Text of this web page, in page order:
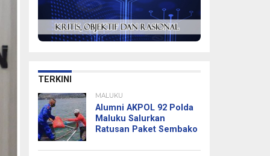
TERKINI
MALUKU
Alumni AKPOL 92 Polda
Maluku Salurkan
Ratusan Paket Sembako